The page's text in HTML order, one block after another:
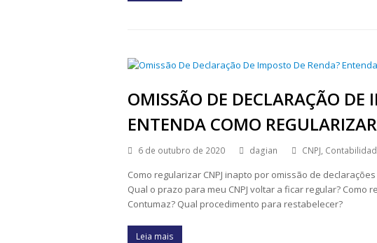
OMISSÃO DE DECLARAÇÃO DE
ENTENDA COMO
6 de outubro de 2020 dagian CNPJ,
Como regularizar CNPJ inapto por omissão de
Qual o prazo para meu CNPJ voltar a ficar regular? Como
Contumaz? Qual procedimento para restabelecer?
Leia mais